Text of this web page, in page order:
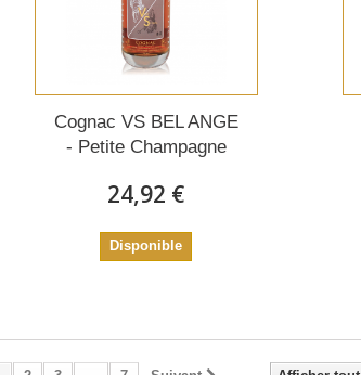
Cognac VS BEL ANGE
- Petite Champagne
24,92 €
Disponible